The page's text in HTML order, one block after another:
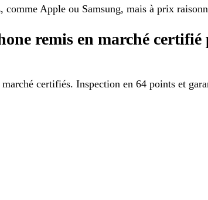
Apple ou Samsung, mais à prix
remis en marché
certifiés. Inspection en 64 points et